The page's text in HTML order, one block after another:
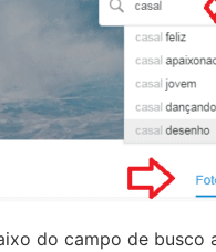
do campo de